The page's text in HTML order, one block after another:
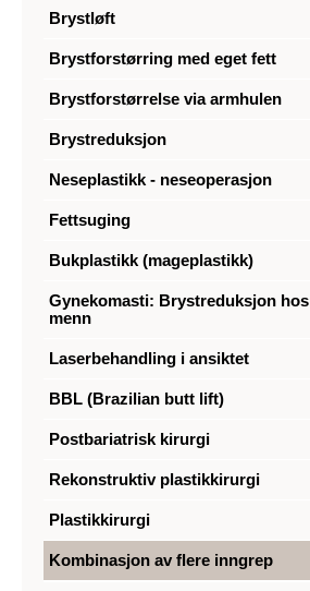
Brystløft
Brystforstørring med eget fett
Brystforstørrelse via armhulen
Brystreduksjon
Neseplastikk - neseoperasjon
Fettsuging
Bukplastikk (mageplastikk)
Gynekomasti: Brystreduksjon hos
menn
Laserbehandling i ansiktet
BBL (Brazilian butt lift)
Postbariatrisk kirurgi
Rekonstruktiv plastikkirurgi
Plastikkirurgi
Kombinasjon av flere inngrep